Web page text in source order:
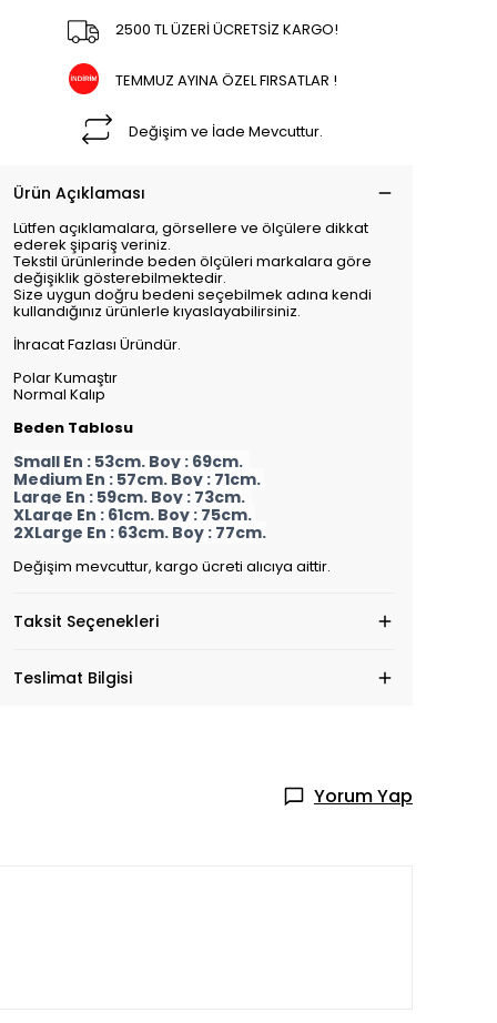
2500 TL ÜZERİ ÜCRETSİZ KARGO!
TEMMUZ AYINA ÖZEL FIRSATLAR !
Değişim ve İade Mevcuttur.
Ürün Açıklaması
Lütfen açıklamalara, görsellere ve ölçülere dikkat
ederek şipariş veriniz.
Tekstil ürünlerinde beden ölçüleri markalara göre
değişiklik gösterebilmektedir.
Size uygun doğru bedeni seçebilmek adına kendi
kullandığınız ürünlerle kıyaslayabilirsiniz.
İhracat Fazlası Üründür.
Polar Kumaştır
Normal Kalıp
Beden Tablosu
Small En : 53cm. Boy : 69cm.
Medium En : 57cm. Boy : 71cm.
Large En : 59cm. Boy : 73cm.
XLarge En : 61cm. Boy : 75cm.
2XLarge En : 63cm. Boy : 77cm.
Değişim mevcuttur, kargo ücreti alıcıya aittir.
Taksit Seçenekleri
Teslimat Bilgisi
Yorum Yap